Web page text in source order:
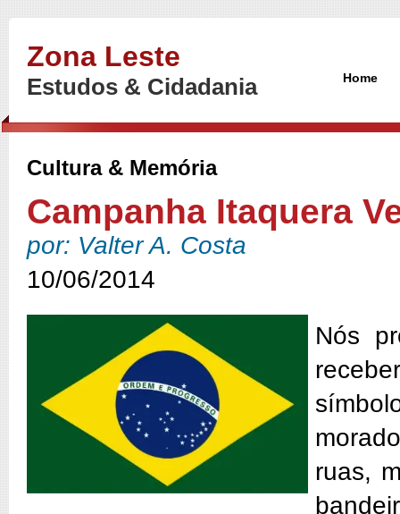
Zona Leste
Estudos & Cidadania Home
Cultura & Memória
Campanha Itaquera
por: Valter A. Costa
10/06/2014
Nós
ruas,